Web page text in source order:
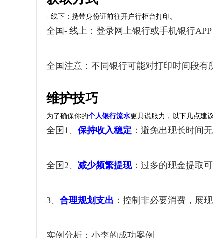
- 线下：携带身份证前往开户行柜台打印。
全国- 线上：登录网上银行或手机银行
全国注意：不同银行可能对打印时间段有
维护技巧
为了确保你的个人银行流水更具说服力，以下几点建
全国1、 保持收入稳定 ：避免出现长时间
全国2、 减少频繁提现：过多的现金提取
3、 合理规划支出 ：控制非必要消费，展
实例分析：小李的成功案例